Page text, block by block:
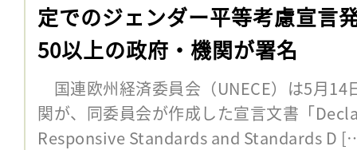
定でのジェンダー平等考慮宣言
50以上の政府・機関が署名
国連欧州経済委員会（UNECE）は5月14
関が、同委員会が作成した宣言文書「
Responsive Standards and Standards D